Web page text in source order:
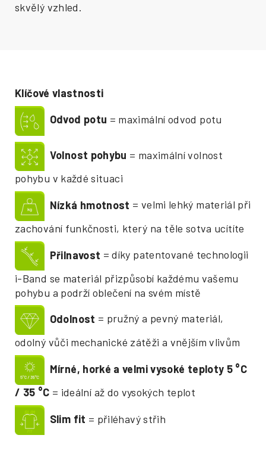
skvělý vzhled.
Klíčové vlastnosti
Odvod potu = maximální odvod potu
Volnost pohybu = maximální volnost
pohybu v každé situaci
Nízká hmotnost = velmi lehký materiál při
zachování funkčnosti, který na těle sotva ucítíte
Přilnavost = díky patentované technologii
i-Band se materiál přizpůsobí každému vašemu
pohybu a podrží oblečení na svém místě
Odolnost = pružný a pevný materiál,
odolný vůči mechanické zátěži a vnějším vlivům
Mírné, horké a velmi vysoké teploty 5 °C
/ 35 °C = ideální až do vysokých teplot
Slim fit = přiléhavý střih